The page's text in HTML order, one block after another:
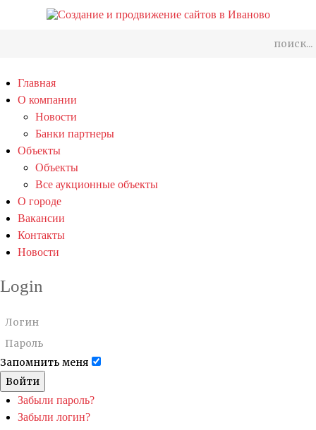
Главная
О компании
Новости
Банки партнеры
Объекты
Объекты
Все аукционные объекты
О городе
Вакансии
Контакты
Новости
Login
Запомнить меня
Войти
Забыли пароль?
Забыли логин?